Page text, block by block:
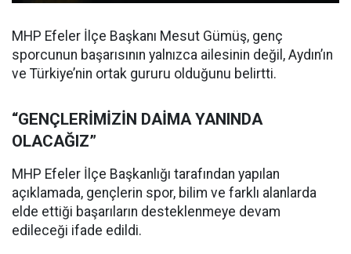
MHP Efeler İlçe Başkanı Mesut Gümüş, genç
sporcunun başarısının yalnızca ailesinin değil, Aydın’ın
ve Türkiye’nin ortak gururu olduğunu belirtti.
“GENÇLERİMİZİN DAİMA YANINDA
OLACAĞIZ”
MHP Efeler İlçe Başkanlığı tarafından yapılan
açıklamada, gençlerin spor, bilim ve farklı alanlarda
elde ettiği başarıların desteklenmeye devam
edileceği ifade edildi.